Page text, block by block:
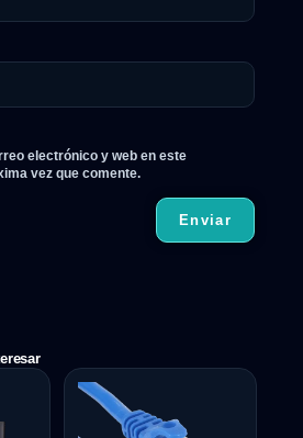
electrónico y web en este
vez que comente.